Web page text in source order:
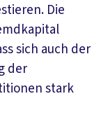
Die
sich auch der
der
stark